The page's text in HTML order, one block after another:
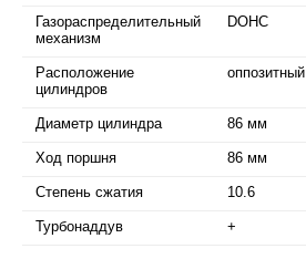
Газораспределительный
механизм
DOHC
Расположение
цилиндров
оппозитный
Диаметр цилиндра 86 мм
Ход поршня 86 мм
Степень сжатия 10.6
Турбонаддув +